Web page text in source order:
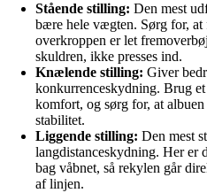
Stående stilling: Den mest
bære hele vægten. Sørg for, at
overkroppen er let
skuldren, ikke presses ind.
Knælende stilling: Giver
konkurrenceskydning. Brug
komfort, og sørg for, at
stabilitet.
Liggende stilling: Den mest
langdistanceskydning. Her er
bag våbnet, så rekylen går
af linjen.